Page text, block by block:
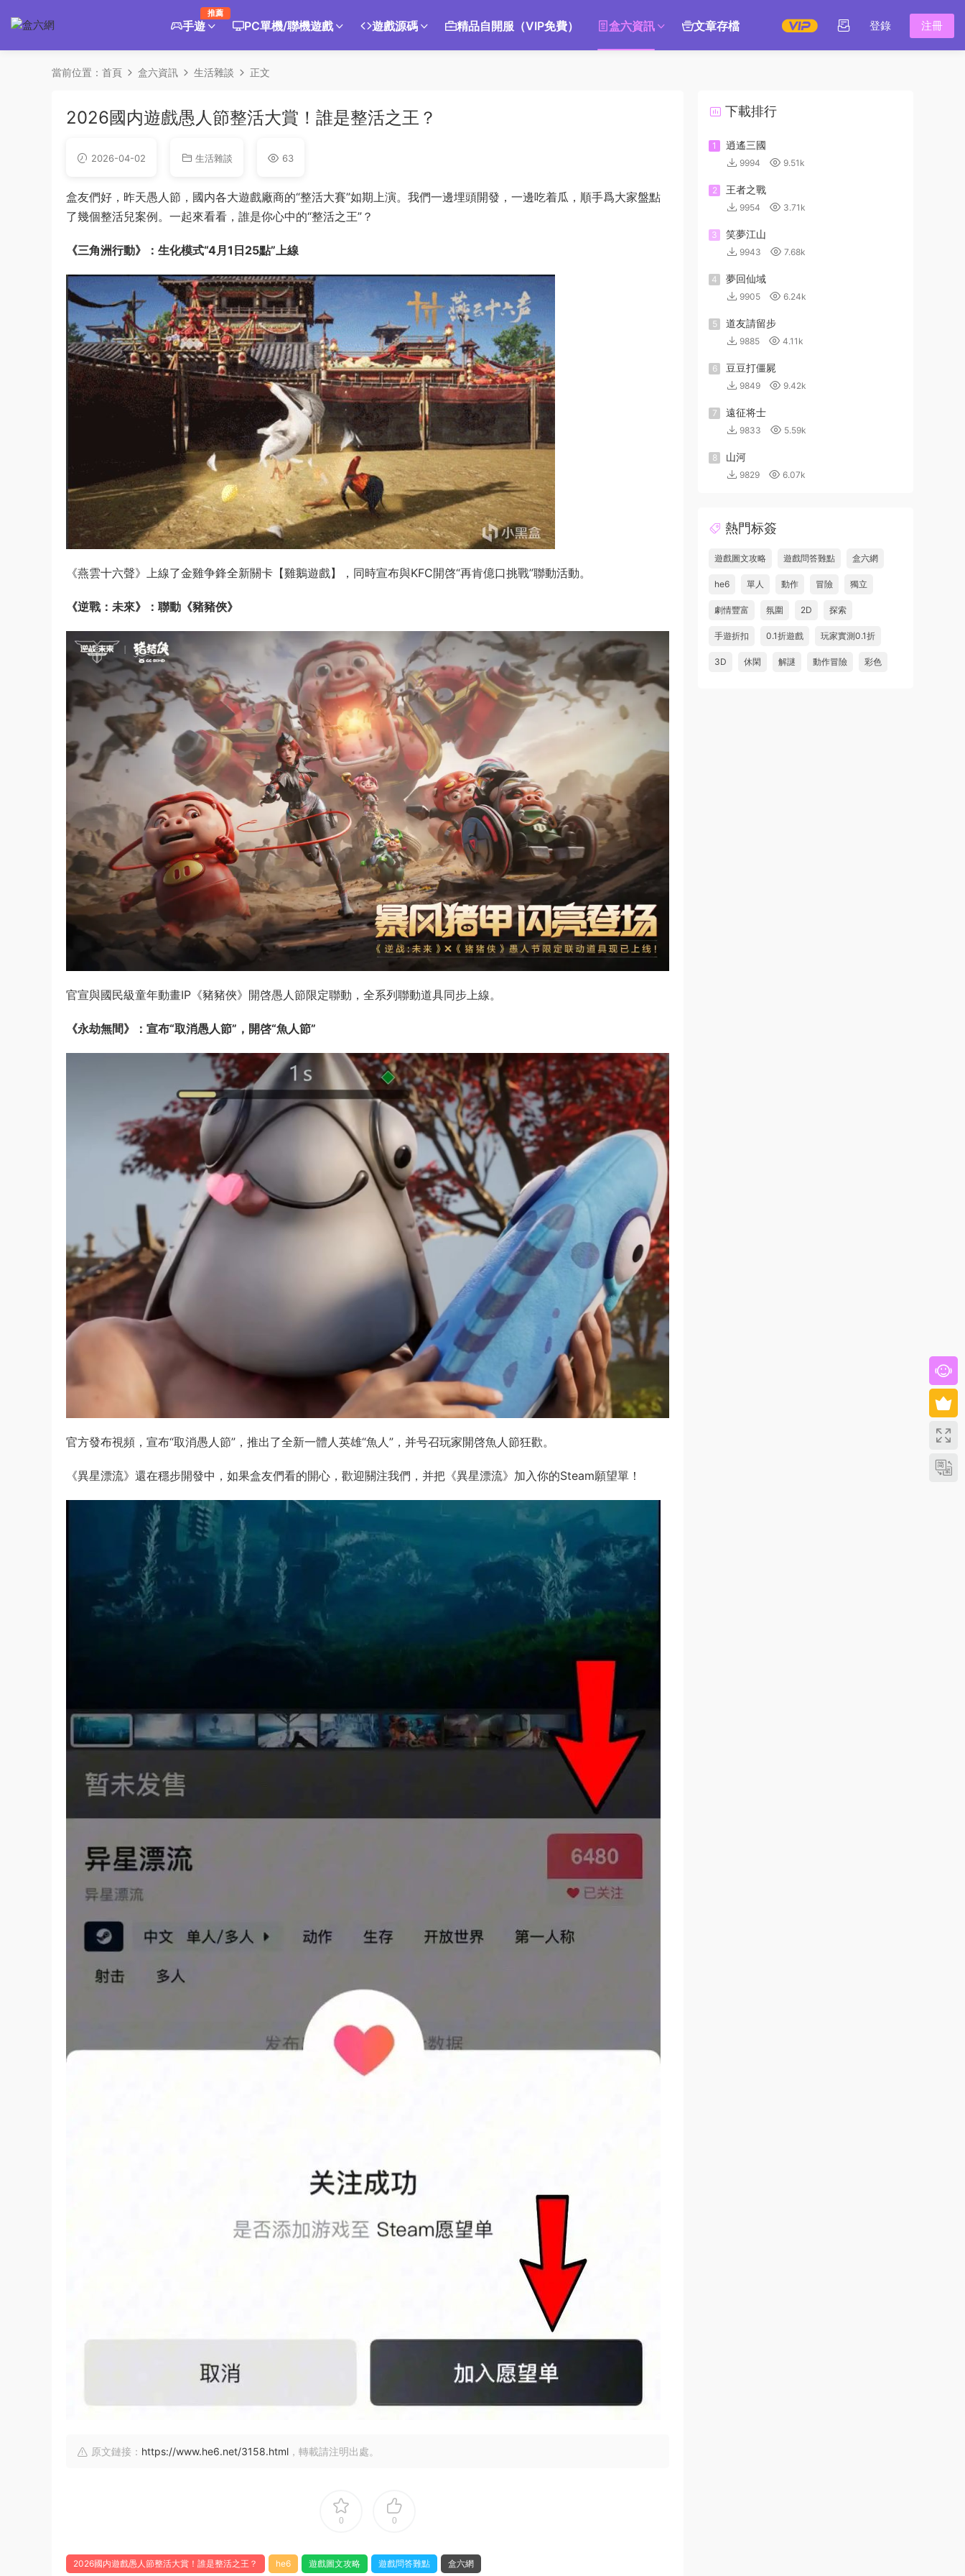
手遊
推薦
PC單機/聯機遊戲 遊戲源碼 精品自開服（VIP免費） 盒六資訊 文章存檔 登錄 注冊
當前位置： 首頁 盒六資訊 生活雜談 正文
2026國内遊戲愚人節整活大賞！誰是整活之王？
2026-04-02 生活雜談 63
盒友們好，昨天愚人節，國内各大遊戲廠商的“整活大賽”如期上演。我們一邊埋頭開發，一邊吃着瓜，順手爲大家盤點
了幾個整活兒案例。一起來看看，誰是你心中的“整活之王”？
《三角洲行動》：生化模式“4月1日25點”上線
《燕雲十六聲》上線了金雞争鋒全新關卡【雞鵝遊戲】，同時宣布與KFC開啓“再肯億口挑戰”聯動活動。
《逆戰：未來》：聯動《豬豬俠》
官宣與國民級童年動畫IP《豬豬俠》開啓愚人節限定聯動，全系列聯動道具同步上線。
《永劫無間》：宣布“取消愚人節”，開啓“魚人節”
官方發布視頻，宣布“取消愚人節”，推出了全新一體人英雄“魚人”，并号召玩家開啓魚人節狂歡。
《異星漂流》還在穩步開發中，如果盒友們看的開心，歡迎關注我們，并把《異星漂流》加入你的Steam願望單！
原文鏈接： https://www.he6.net/3158.html ，轉載請注明出處。
0 0
2026國内遊戲愚人節整活大賞！誰是整活之王？ he6 遊戲圖文攻略 遊戲問答難點 盒六網
下載排行
1 逍遙三國
9994 9.51k
2 王者之戰
9954 3.71k
3 笑夢江山
9943 7.68k
4 夢回仙域
9905 6.24k
5 道友請留步
9885 4.11k
6 豆豆打僵屍
9849 9.42k
7 遠征将士
9833 5.59k
8 山河
9829 6.07k
熱門标簽
遊戲圖文攻略 遊戲問答難點 盒六網
he6 單人 動作 冒險 獨立
劇情豐富 氛圍 2D 探索
手遊折扣 0.1折遊戲 玩家實測0.1折
3D 休閑 解謎 動作冒險 彩色